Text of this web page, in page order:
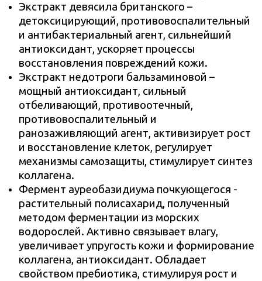
Экстракт девясила британского –
детоксицирующий, противовоспалительный
и антибактериальный агент, сильнейший
антиоксидант, ускоряет процессы
восстановления повреждений кожи.
Экстракт недотроги бальзаминовой –
мощный антиоксидант, сильный
отбеливающий, противоотечный,
противовоспалительный и
ранозаживляющий агент, активизирует рост
и восстановление клеток, регулирует
механизмы самозащиты, стимулирует синтез
коллагена.
Фермент ауреобазидиума почкующегося -
растительный полисахарид, полученный
методом ферментации из морских
водорослей. Активно связывает влагу,
увеличивает упругость кожи и формирование
коллагена, антиоксидант. Обладает
свойством пребиотика, стимулируя рост и